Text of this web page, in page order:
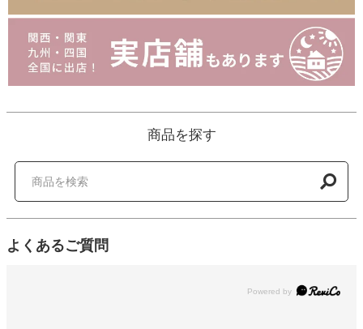
商品を探す
よくあるご質問
Powered by